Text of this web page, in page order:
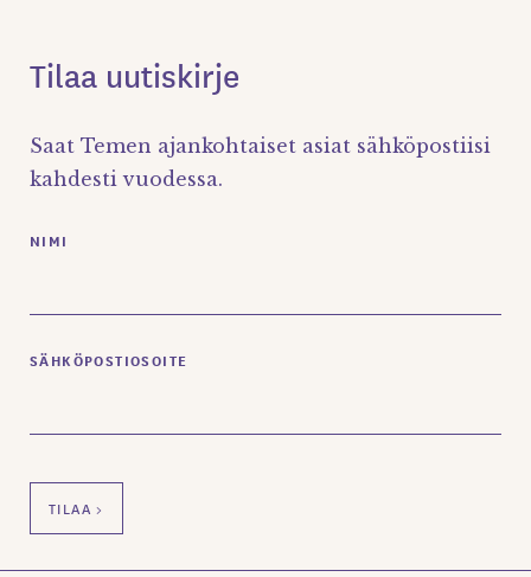
Tilaa uutiskirje
Saat Temen ajankohtaiset asiat sähköpostiisi
kahdesti vuodessa.
NIMI
SÄHKÖPOSTIOSOITE